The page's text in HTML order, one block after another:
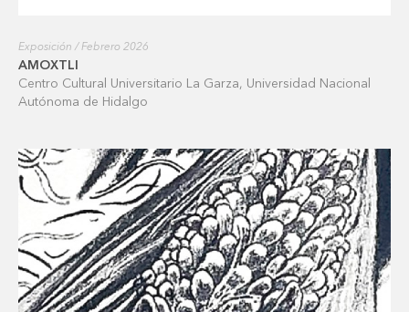
Exposición / Febrero 2026
AMOXTLI
Centro Cultural Universitario La Garza, Universidad Nacional
Autónoma de Hidalgo